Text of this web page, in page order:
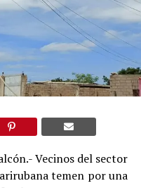
Vecinos del sector
temen por una